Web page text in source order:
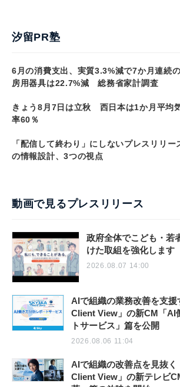
汐留PR塾
6月の消費支出、実質3.3%減で7か月連続
房用器具は22.7%減 総務省家計調査
きょう8月7日は立秋 西日本は1か月平均
率60％
「配信して終わり」にしないプレスリリ
の情報設計、3つの視点
動画で見るプレスリリース
政府全体でこども・若
けた取組を強化します
2026.08.07 14:00
AIで組織の業務改善を支
Client View」の新CM「AI
トサービス」篇を公開
2026.08.06 11:04
AIで組織の改善点を見抜
Client View」の新テレビ